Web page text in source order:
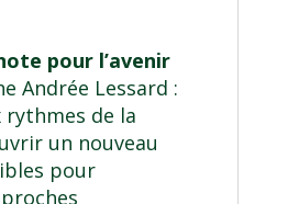
pour l’avenir
Andrée Lessard :
rythmes de la
un nouveau
pour